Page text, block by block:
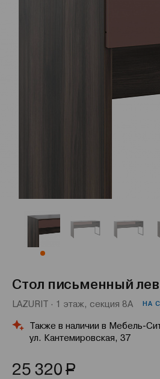
Стол письменный
LAZURIT · 1 этаж, секция 8А НА
Также в наличии в Мебель-
ул. Кантемировская, 37
25 320 Р